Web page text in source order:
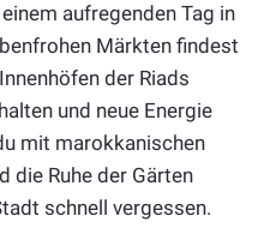
aufregenden Tag in
Märkten findest
der Riads
und neue Energie
mit marokkanischen
die Ruhe der Gärten
schnell vergessen.